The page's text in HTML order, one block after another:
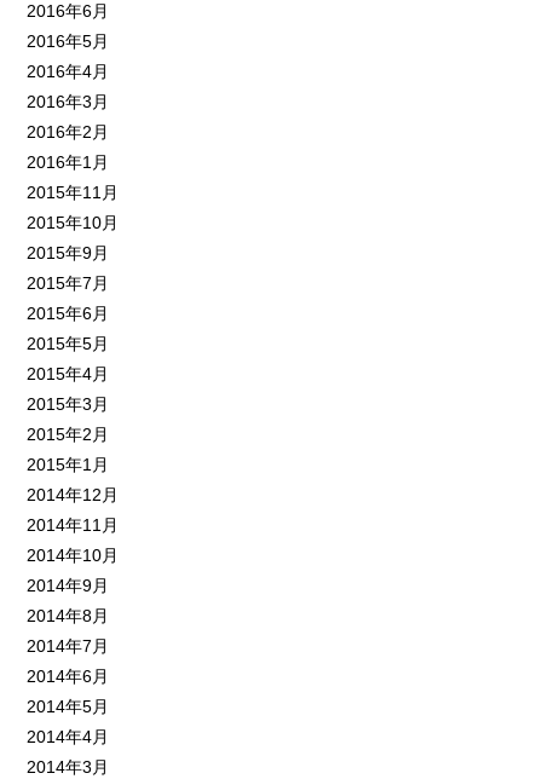
2016年6月
2016年5月
2016年4月
2016年3月
2016年2月
2016年1月
2015年11月
2015年10月
2015年9月
2015年7月
2015年6月
2015年5月
2015年4月
2015年3月
2015年2月
2015年1月
2014年12月
2014年11月
2014年10月
2014年9月
2014年8月
2014年7月
2014年6月
2014年5月
2014年4月
2014年3月